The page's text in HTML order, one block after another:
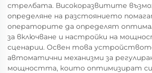
стрелбата. Високоразвитите
определяне на разстоянието
операторите да определят
за включване и настройки на
сценарии. Освен това
автоматични механизми за
мощността, които оптимизират